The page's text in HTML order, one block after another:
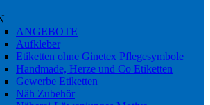
ANGEBOTE
Aufkleber
Etiketten ohne Ginetex Pflegesymbole
Handmade, Herze und Co Etiketten
Gewerbe Etiketten
Näh Zubehör